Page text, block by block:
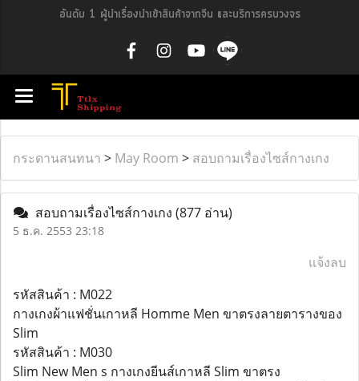
อันดับ 1 ผู้นำเรื่องนำเข้าสินค้าจากจีน และบริการครบวงจร
กระดานสนทนา > May Room > สอบถามเรื่องไซส์กางเกง
สอบถามเรื่องไซส์กางเกง (877 อ่าน)
5 ธ.ค. 2553 23:18
แจ้งลบ
รหัสสินค้า : M022
กางเกงผ้าแฟชั่นเกาหลี Homme Men ขาตรงลายตารางของ
Slim
รหัสสินค้า : M030
Slim New Men s กางเกงยีนส์เกาหลี Slim ขาตรง